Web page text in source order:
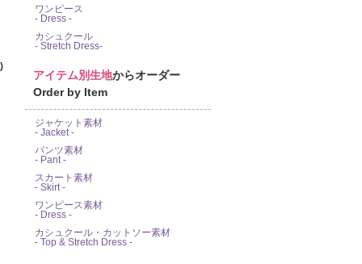
ワンピース
- Dress -
カシュクール
- Stretch Dress-
アイテム別生地からオーダー
Order by Item
ジャケット素材
- Jacket -
パンツ素材
- Pant -
スカート素材
- Skirt -
ワンピース素材
- Dress -
カシュクール・カットソー素材
- Top & Stretch Dress -